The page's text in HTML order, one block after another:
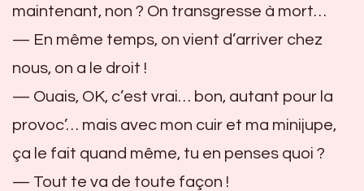
maintenant, non ? On transgresse à mort…
— En même temps, on vient d’arriver chez
nous, on a le droit !
— Ouais, OK, c’est vrai… bon, autant pour la
provoc’… mais avec mon cuir et ma minijupe,
ça le fait quand même, tu en penses quoi ?
— Tout te va de toute façon !